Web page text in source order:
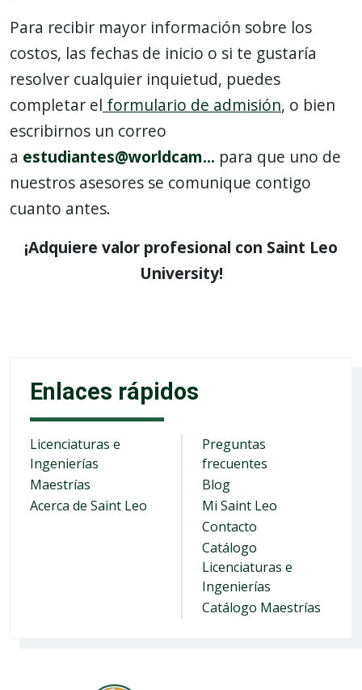
Para recibir mayor información sobre los
costos, las fechas de inicio o si te gustaría
resolver cualquier inquietud, puedes
completar el formulario de admisión, o bien
escribirnos un correo
a estudiantes@worldcam... para que uno de
nuestros asesores se comunique contigo
cuanto antes.
¡Adquiere valor profesional con Saint Leo
University!
Enlaces rápidos
Licenciaturas e
Ingenierías
Maestrías
Acerca de Saint Leo
Preguntas
frecuentes
Blog
Mi Saint Leo
Contacto
Catálogo
Licenciaturas e
Ingenierías
Catálogo Maestrías